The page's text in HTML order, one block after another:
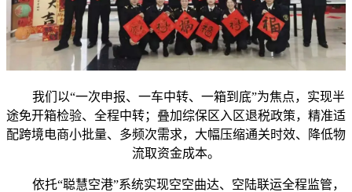
我们以“一次申报、一车中转、一箱到底”为焦点，实现半
途免开箱检验、全程中转；叠加综保区入区退税政策，精准适
配跨境电商小批量、多频次需求，大幅压缩通关时效、降低物
流取资金成本。
依托“聪慧空港”系统实现空空曲达、空陆联运全程监管，